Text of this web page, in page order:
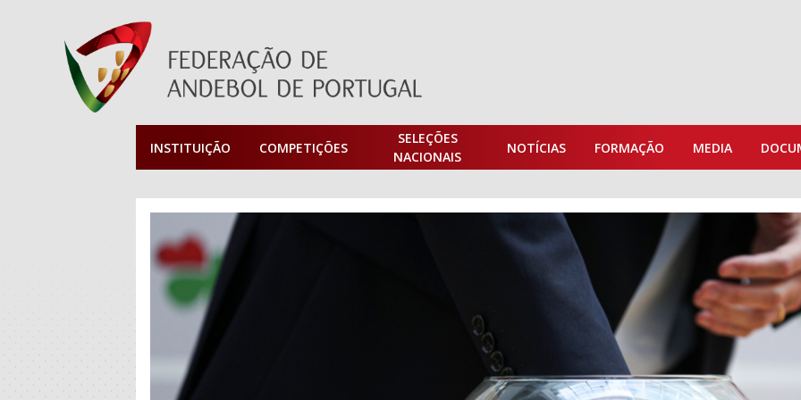
INSTITUIÇÃO COMPETIÇÕES
SELEÇÕES
NACIONAIS
NOTÍCIAS FORMAÇÃO MEDIA